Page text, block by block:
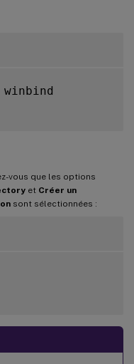
vous que les options
et Créer un
sont sélectionnées :